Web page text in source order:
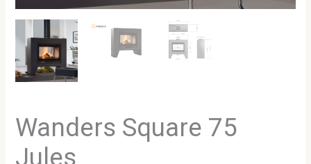
Wanders Square 75
Jules